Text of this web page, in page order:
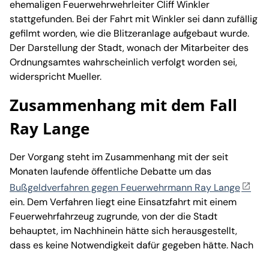
ehemaligen Feuerwehrwehrleiter Cliff Winkler
stattgefunden. Bei der Fahrt mit Winkler sei dann zufällig
gefilmt worden, wie die Blitzeranlage aufgebaut wurde.
Der Darstellung der Stadt, wonach der Mitarbeiter des
Ordnungsamtes wahrscheinlich verfolgt worden sei,
widerspricht Mueller.
Zusammenhang mit dem Fall
Ray Lange
Der Vorgang steht im Zusammenhang mit der seit
Monaten laufende öffentliche Debatte um das
Bußgeldverfahren gegen Feuerwehrmann Ray Lange
ein. Dem Verfahren liegt eine Einsatzfahrt mit einem
Feuerwehrfahrzeug zugrunde, von der die Stadt
behauptet, im Nachhinein hätte sich herausgestellt,
dass es keine Notwendigkeit dafür gegeben hätte. Nach